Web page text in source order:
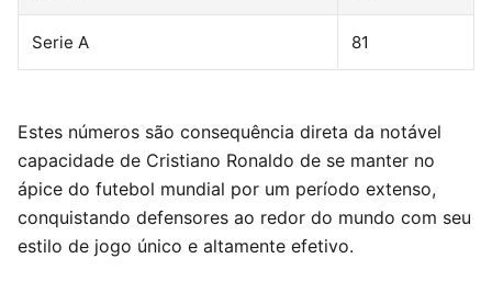
Serie A 81
Estes números são consequência direta da notável
capacidade de Cristiano Ronaldo de se manter no
ápice do futebol mundial por um período extenso,
conquistando defensores ao redor do mundo com seu
estilo de jogo único e altamente efetivo.